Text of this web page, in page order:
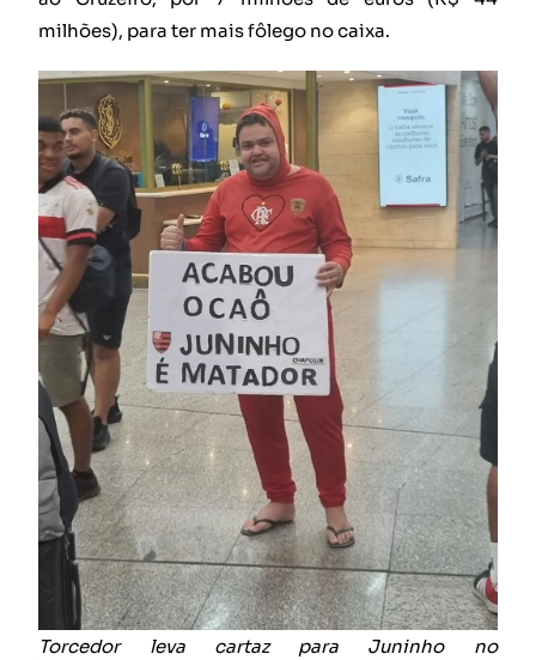
milhões), para ter mais fôlego no caixa.
Torcedor leva cartaz para Juninho no